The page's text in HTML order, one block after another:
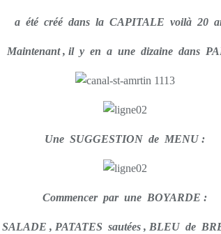
a été créé dans la CAPITALE voilà 20
Maintenant , il y en a une dizaine dans
Une SUGGESTION de MENU :
Commencer par une BOYARDE :
SALADE , PATATES sautées , BLEU de